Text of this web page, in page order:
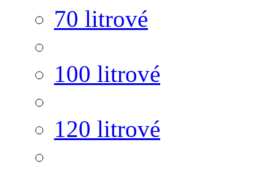
70 litrové
100 litrové
120 litrové